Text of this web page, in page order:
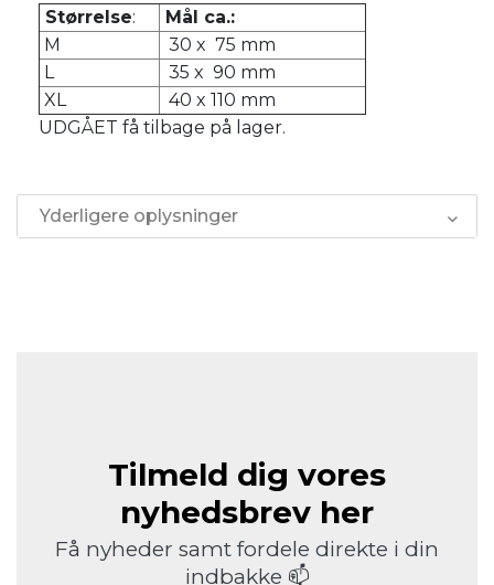
Størrelse:
Mål ca.:
M
30 x 75 mm
L
35 x 90 mm
XL
40 x 110 mm
UDGÅET få tilbage på lager.
Yderligere oplysninger
Tilmeld dig vores
nyhedsbrev her
Få nyheder samt fordele direkte i din
indbakke 📫